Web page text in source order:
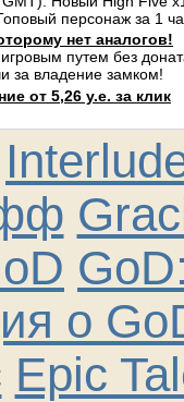
персонаж за 1
нет аналогов!
путем без
за владение замком!
от 5,26 у.е. за клик
о
Epic